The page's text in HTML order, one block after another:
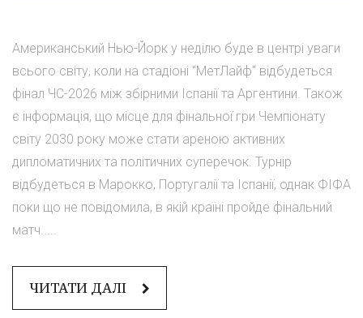
Американський Нью-Йорк у неділю буде в центрі уваги
всього світу, коли на стадіоні "МетЛайф" відбудеться
фінал ЧС-2026 між збірними Іспанії та Аргентини. Також
є інформація, що місце для фінальної гри Чемпіонату
світу 2030 року може стати ареною активних
дипломатичних та політичних суперечок. Турнір
відбудеться в Марокко, Португалії та Іспанії, однак ФІФА
поки що не повідомила, в якій країні пройде фінальний
матч. ...
ЧИТАТИ ДАЛІ